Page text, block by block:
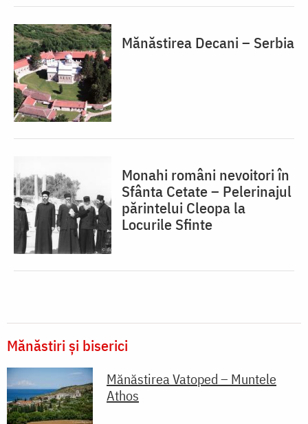
Mănăstirea Decani – Serbia
Monahi români nevoitori în
Sfânta Cetate – Pelerinajul
părintelui Cleopa la
Locurile Sfinte
Mănăstiri și biserici
Mănăstirea Vatoped – Muntele
Athos